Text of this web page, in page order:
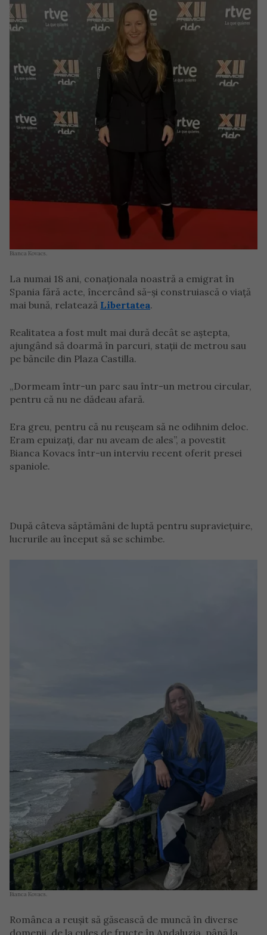
Bianca Kovacs.
La numai 18 ani, conaționala noastră a emigrat în
Spania fără acte, încercând să-și construiască o viață
mai bună, relatează Libertatea.
Realitatea a fost mult mai dură decât se aștepta,
ajungând să doarmă în parcuri, stații de metrou sau
pe băncile din Plaza Castilla.
„Dormeam într-un parc sau într-un metrou circular,
pentru că nu ne dădeau afară.
Era greu, pentru că nu reușeam să ne odihnim deloc.
Eram epuizați, dar nu aveam de ales”, a povestit
Bianca Kovacs într-un interviu recent oferit presei
spaniole.
După câteva săptămâni de luptă pentru supraviețuire,
lucrurile au început să se schimbe.
Bianca Kovacs.
Românca a reușit să găsească de muncă în diverse